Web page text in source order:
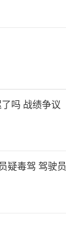
吗 战绩争议
疑毒驾 驾驶员